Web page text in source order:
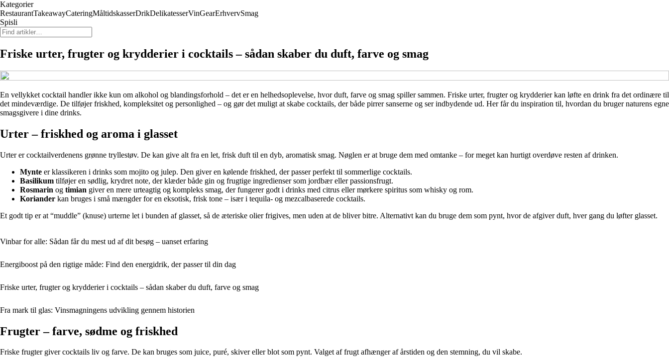
Kategorier
RestaurantTakeawayCateringMåltidskasserDrikDelikatesserVinGearErhvervSmag
Spisli
Friske urter, frugter og krydderier i cocktails – sådan skaber du duft, farve og smag
En vellykket cocktail handler ikke kun om alkohol og blandingsforhold – det er en helhedsoplevelse, hvor duft, farve og smag spiller sammen. Friske urter, frugter og krydderier kan løfte en drink fra det ordinære til
det mindeværdige. De tilføjer friskhed, kompleksitet og personlighed – og gør det muligt at skabe cocktails, der både pirrer sanserne og ser indbydende ud. Her får du inspiration til, hvordan du bruger naturens egne
smagsgivere i dine drinks.
Urter – friskhed og aroma i glasset
Urter er cocktailverdenens grønne tryllestøv. De kan give alt fra en let, frisk duft til en dyb, aromatisk smag. Nøglen er at bruge dem med omtanke – for meget kan hurtigt overdøve resten af drinken.
Mynte er klassikeren i drinks som mojito og julep. Den giver en kølende friskhed, der passer perfekt til sommerlige cocktails.
Basilikum tilføjer en sødlig, krydret note, der klæder både gin og frugtige ingredienser som jordbær eller passionsfrugt.
Rosmarin og timian giver en mere urteagtig og kompleks smag, der fungerer godt i drinks med citrus eller mørkere spiritus som whisky og rom.
Koriander kan bruges i små mængder for en eksotisk, frisk tone – især i tequila- og mezcalbaserede cocktails.
Et godt tip er at “muddle” (knuse) urterne let i bunden af glasset, så de æteriske olier frigives, men uden at de bliver bitre. Alternativt kan du bruge dem som pynt, hvor de afgiver duft, hver gang du løfter glasset.
Vinbar for alle: Sådan får du mest ud af dit besøg – uanset erfaring
Energiboost på den rigtige måde: Find den energidrik, der passer til din dag
Friske urter, frugter og krydderier i cocktails – sådan skaber du duft, farve og smag
Fra mark til glas: Vinsmagningens udvikling gennem historien
Frugter – farve, sødme og friskhed
Friske frugter giver cocktails liv og farve. De kan bruges som juice, puré, skiver eller blot som pynt. Valget af frugt afhænger af årstiden og den stemning, du vil skabe.